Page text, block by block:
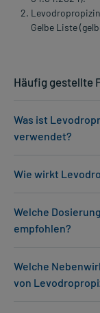
Gelbe Liste
Häufig gestellte
Was ist
verwendet?
Wie wirkt
Welche
empfohlen?
Welche
von